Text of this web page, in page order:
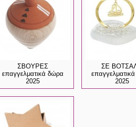
ΣΒΟΥΡΕΣ
επαγγελματικά δώρα
2025
ΣΕ
2025